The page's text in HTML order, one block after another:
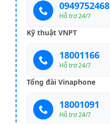
0949752468
Hỗ trợ 24/7
Kỹ thuật VNPT
18001166
Hỗ trợ 24/7
Tổng đài Vinaphone
18001091
Hỗ trợ 24/7